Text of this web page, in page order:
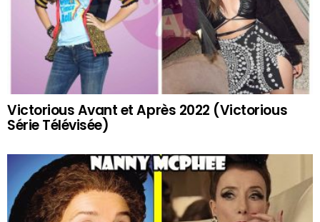
Victorious Avant et Après 2022 (Victorious
Série Télévisée)